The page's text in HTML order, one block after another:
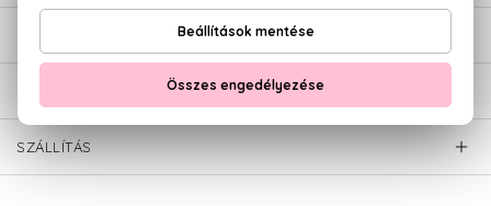
LEÍRÁS
SZÁLLÍTÁS